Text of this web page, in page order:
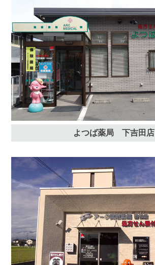
よつば薬局 下吉田店